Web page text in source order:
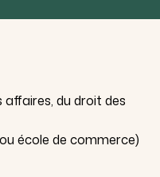
du droit des
école de commerce)